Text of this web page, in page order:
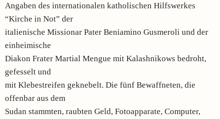
Angaben des internationalen katholischen Hilfswerkes
“Kirche in Not” der
italienische Missionar Pater Beniamino Gusmeroli und der
einheimische
Diakon Frater Martial Mengue mit Kalashnikows bedroht,
gefesselt und
mit Klebestreifen geknebelt. Die fünf Bewaffneten, die
offenbar aus dem
Sudan stammten, raubten Geld, Fotoapparate, Computer,